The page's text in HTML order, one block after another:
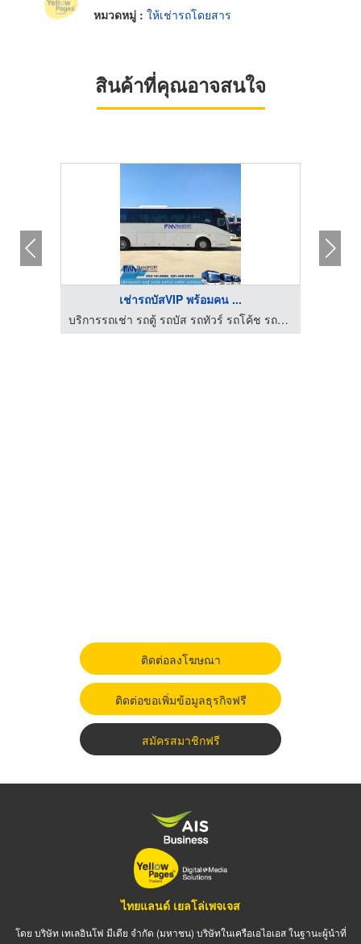
หมวดหมู่ : ให้เช่ารถโดยสาร
สินค้าที่คุณอาจสนใจ
เช่ารถบัสVIP พร้อมคน ...
บริการรถเช่า รถตู้ รถบัส รถทัวร์ รถโค้ช รถมินิบัส กรุงเทพฯ
ติดต่อลงโฆษณา
ติดต่อขอเพิ่มข้อมูลธุรกิจฟรี
สมัครสมาชิกฟรี
ไทยแลนด์ เยลโล่เพจเจส
โดย บริษัท เทเลอินโฟ มีเดีย จำกัด (มหาชน) บริษัทในเครือเอไอเอส ในฐานะผู้นำที่